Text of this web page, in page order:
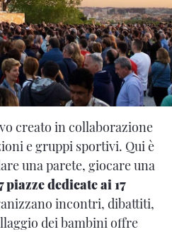
creato in collaborazione
e gruppi sportivi. Qui è
una parete, giocare una
piazze dedicate ai 17
incontri, dibattiti,
dei bambini offre